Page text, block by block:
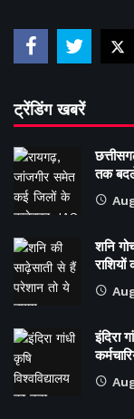
ट्रेंडिंग खबरें
तक
शनि
इंदिरा